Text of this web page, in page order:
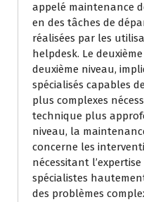
appelé maintenance
en des tâches de
réalisées par les
helpdesk. Le
deuxième niveau,
spécialisés capables
plus complexes
technique plus
niveau, la
concerne les
nécessitant
spécialistes
des problèmes